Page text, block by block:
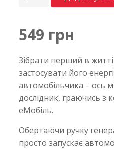
549 грн
Зібрати перший в житті
застосувати його
автомобільчика – ось
дослідник, граючись з
еМобіль.
Обертаючи ручку
просто запускає